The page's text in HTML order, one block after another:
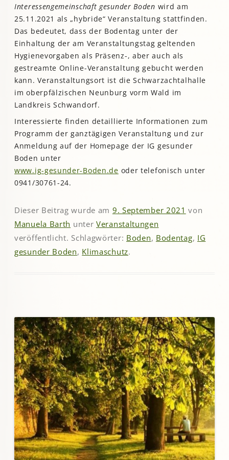
Interessengemeinschaft gesunder Boden wird am
25.11.2021 als „hybride“ Veranstaltung stattfinden.
Das bedeutet, dass der Bodentag unter der
Einhaltung der am Veranstaltungstag geltenden
Hygienevorgaben als Präsenz-, aber auch als
gestreamte Online-Veranstaltung gebucht werden
kann. Veranstaltungsort ist die Schwarzachtalhalle
im oberpfälzischen Neunburg vorm Wald im
Landkreis Schwandorf.
Interessierte finden detaillierte Informationen zum
Programm der ganztägigen Veranstaltung und zur
Anmeldung auf der Homepage der IG gesunder
Boden unter
www.ig-gesunder-Boden.de oder telefonisch unter
0941/30761-24.
Dieser Beitrag wurde am 9. September 2021 von
Manuela Barth unterVeranstaltungen
veröffentlicht. Schlagwörter: Boden, Bodentag, IG
gesunder Boden, Klimaschutz.